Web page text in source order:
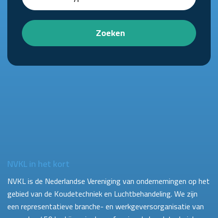
Zoeken
NVKL in het kort
NVKL is de Nederlandse Vereniging van ondernemingen op het
gebied van de Koudetechniek en Luchtbehandeling. We zijn
een representatieve branche- en werkgeversorganisatie van